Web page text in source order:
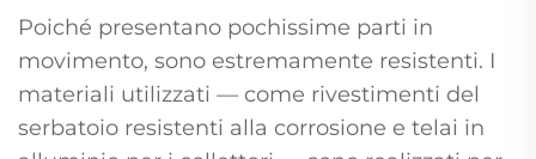
Poiché presentano pochissime parti in
movimento, sono estremamente resistenti. I
materiali utilizzati — come rivestimenti del
serbatoio resistenti alla corrosione e telai in